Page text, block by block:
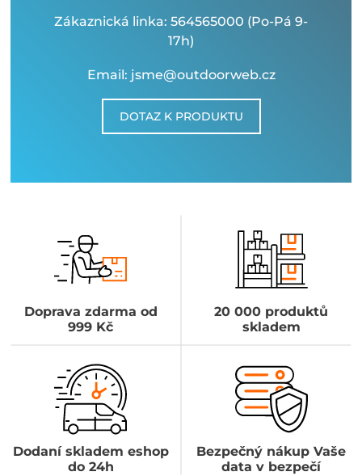
Zákaznická linka: 564565000 (Po-Pá 9-
17h)
Email: jsme@outdoorweb.cz
DOTAZ K PRODUKTU
Doprava zdarma od
999 Kč
20 000 produktů
skladem
Dodaní skladem eshop
do 24h
Bezpečný nákup Vaše
data v bezpečí